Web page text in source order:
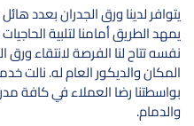
يتوافر لدينا ورق الجدران بعدد
يمهد الطريق أمامنا لتلبية
نفسه تتاح لنا الفرصة لانتقاء
المكان والديكور العام له. نالت
بواسطتنا رضا العملاء في كافة
والدمام.